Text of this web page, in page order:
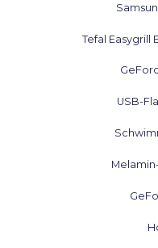
Tefal Easygrill
USB-